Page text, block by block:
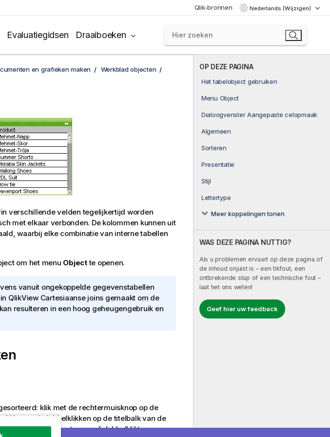
Qlik-bronnen Nederlands (Wijzigen)
Evaluatiegidsen Draaiboeken
OP DEZE PAGINA
Het tabelobject gebruiken
Menu Object
Dialoogvenster Aangepaste celopmaak
Algemeen
Sorteren
Presentatie
Stijl
Lettertype
Meer koppelingen tonen
WAS DEZE PAGINA NUTTIG?
Als u problemen ervaart op deze pagina of
de inhoud onjuist is – een tikfout, een
ontbrekende stap of een technische fout –
laat het ons weten!
Geef hier uw feedback
en grafieken maken Werkblad objecten
verschillende velden tegelijkertijd worden
met elkaar verbonden. De kolommen kunnen uit
waarbij elke combinatie van interne tabellen
om het menu Objectte openen.
vanuit ongekoppelde gegevenstabellen
QlikView Cartesiaanse joins gemaakt om de
resulteren in een hoog geheugengebruik en
klik met de rechtermuisknop op de
U kunt ook dubbelklikken op de titelbalk van de
kiest in het contextmenu of dubbelklikt op